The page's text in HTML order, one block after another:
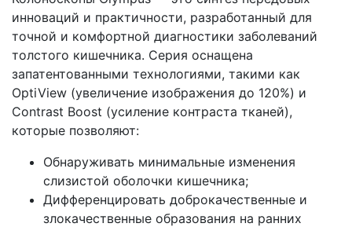
инноваций и практичности, разработанный для
точной и комфортной диагностики заболеваний
толстого кишечника. Серия оснащена
запатентованными технологиями, такими как
OptiView (увеличение изображения до 120%) и
Contrast Boost (усиление контраста тканей),
которые позволяют:
Обнаруживать минимальные изменения
слизистой оболочки кишечника;
Дифференцировать доброкачественные и
злокачественные образования на ранних